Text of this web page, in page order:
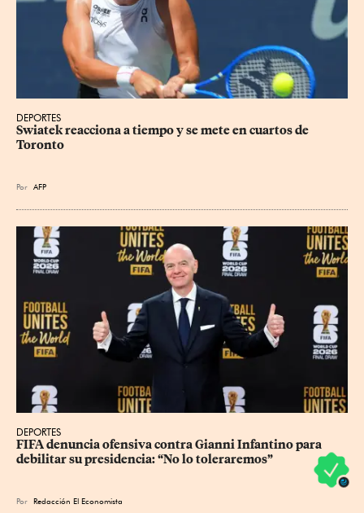
DEPORTES
Swiatek reacciona a tiempo y se mete en cuartos de
Toronto
Por AFP
DEPORTES
FIFA denuncia ofensiva contra Gianni Infantino para
debilitar su presidencia: “No lo toleraremos”
Por Redacción El Economista